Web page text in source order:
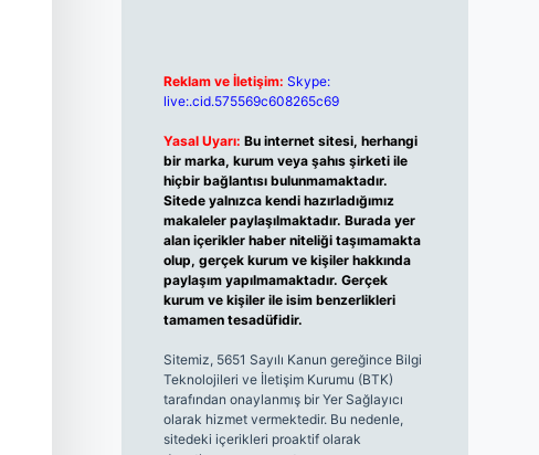
Reklam ve İletişim: Skype:
live:.cid.575569c608265c69
Yasal Uyarı: Bu internet sitesi, herhangi
bir marka, kurum veya şahıs şirketi ile
hiçbir bağlantısı bulunmamaktadır.
Sitede yalnızca kendi hazırladığımız
makaleler paylaşılmaktadır. Burada yer
alan içerikler haber niteliği taşımamakta
olup, gerçek kurum ve kişiler hakkında
paylaşım yapılmamaktadır. Gerçek
kurum ve kişiler ile isim benzerlikleri
tamamen tesadüfidir.
Sitemiz, 5651 Sayılı Kanun gereğince Bilgi
Teknolojileri ve İletişim Kurumu (BTK)
tarafından onaylanmış bir Yer Sağlayıcı
olarak hizmet vermektedir. Bu nedenle,
sitedeki içerikleri proaktif olarak